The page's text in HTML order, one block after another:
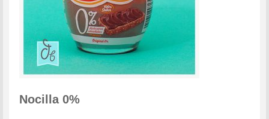
Nocilla 0%